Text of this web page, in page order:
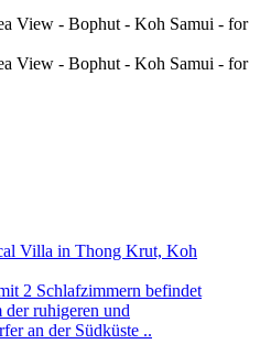
2 Schlafzimmern befindet
ruhigeren und
an der Südküste ..